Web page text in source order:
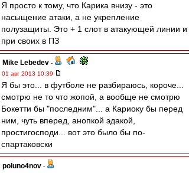
Я просто к тому, что Карика внизу - это
насыщение атаки, а не укрепление
полузащиты. Это + 1 слот в атакующей линии и
при своих в ПЗ
Mike Lebedev -
01 авг 2013 10:39
Я бы это... в футболе не разбираюсь, короче...
смотрю не то что жопой, а вообще не смотрю
Бокетти бы "последним"... а Кариоку бы перед
ним, чуть вперед, анопкой эдакой,
простигосподи... вот это было бы по-
спартаковски
poluno4nov -